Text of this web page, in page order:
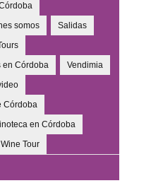
somos
Salidas
en Córdoba
Vendimia
Córdoba
en Córdoba
Wine Tour